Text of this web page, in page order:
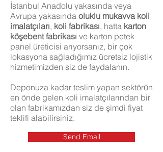
İstanbul Anadolu yakasında veya
Avrupa yakasında oluklu mukavva koli
imalatçıları, koli fabrikası, hatta karton
köşebent fabrikası ve karton petek
panel üreticisi arıyorsanız, bir çok
lokasyona sağladığımız ücretsiz lojistik
hizmetimizden siz de faydalanın.
Deponuza kadar teslim yapan sektörün
en önde gelen koli imalatçılarından bir
olan fabrikamızdan siz de şimdi fiyat
teklifi alabilirsiniz.
Send Email